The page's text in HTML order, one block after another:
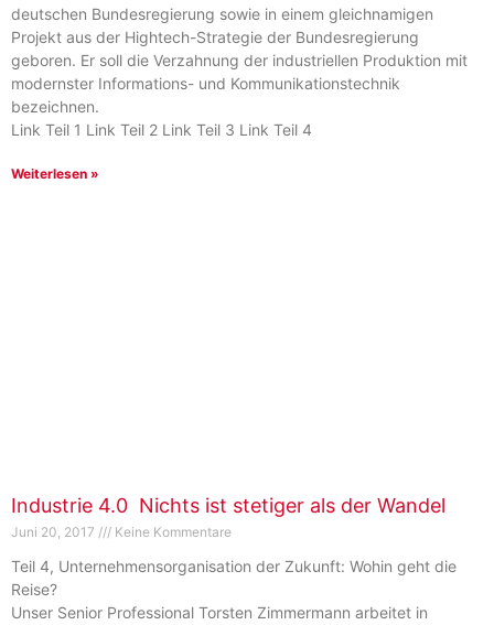
deutschen Bundesregierung sowie in einem gleichnamigen
Projekt aus der Hightech-Strategie der Bundesregierung
geboren. Er soll die Verzahnung der industriellen Produktion mit
modernster Informations- und Kommunikationstechnik
bezeichnen.
Link Teil 1 Link Teil 2 Link Teil 3 Link Teil 4
Weiterlesen »
Industrie 4.0  Nichts ist stetiger als der Wandel
Juni 20, 2017 Keine Kommentare
Teil 4, Unternehmensorganisation der Zukunft: Wohin geht die
Reise?
Unser Senior Professional Torsten Zimmermann arbeitet in